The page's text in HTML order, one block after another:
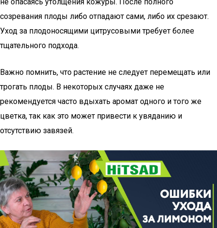
созревания плоды либо отпадают сами, либо их срезают.
Уход за плодоносящими цитрусовыми требует более
тщательного подхода.
Важно помнить, что растение не следует перемещать или
трогать плоды. В некоторых случаях даже не
рекомендуется часто вдыхать аромат одного и того же
цветка, так как это может привести к увяданию и
отсутствию завязей.